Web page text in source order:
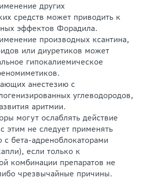
других
средств может приводить к
эффектов Форадила.
производных ксантина,
или диуретиков может
гипокалиемическое
анестезию с
углеводородов,
аритмии.
могут ослаблять действие
этим не следует применять
бета-адреноблокаторами
если только к
комбинации препаратов не
чрезвычайные причины.